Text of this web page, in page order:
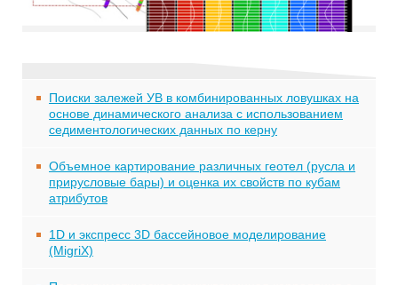
Поиски залежей УВ в комбинированных ловушках на
основе динамического анализа с использованием
седиментологических данных по керну
Объемное картирование различных геотел (русла и
прирусловые бары) и оценка их свойств по кубам
атрибутов
1D и экспресс 3D бассейновое моделирование
(MigriX)